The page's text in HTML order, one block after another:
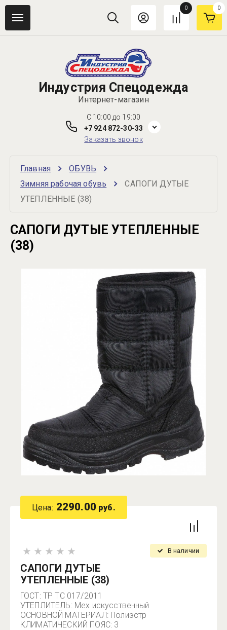
0
0
Индустрия Спецодежда
Интернет-магазин
C 10:00 до 19:00
+7 924 872-30-33
Заказать звонок
Главная
ОБУВЬ
Зимняя рабочая обувь
САПОГИ ДУТЫЕ
УТЕПЛЕННЫЕ (38)
САПОГИ ДУТЫЕ УТЕПЛЕННЫЕ
(38)
Цена: 2290.00 руб.
САПОГИ ДУТЫЕ
УТЕПЛЕННЫЕ (38)
ГОСТ: ТР ТС 017/2011
УТЕПЛИТЕЛЬ: Мех искусственный
ОСНОВНОЙ МАТЕРИАЛ: Полиэстр
КЛИМАТИЧЕСКИЙ ПОЯС: 3
В наличии